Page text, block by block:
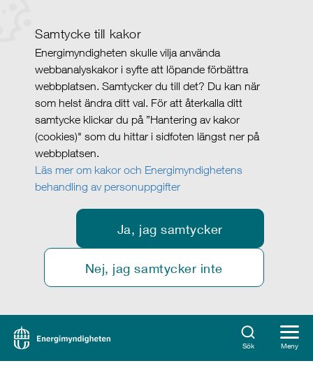
Samtycke till kakor
Energimyndigheten skulle vilja använda
webbanalyskakor i syfte att löpande förbättra
webbplatsen. Samtycker du till det? Du kan när
som helst ändra ditt val. För att återkalla ditt
samtycke klickar du på ”Hantering av kakor
(cookies)" som du hittar i sidfoten längst ner på
webbplatsen.
Läs mer om kakor och Energimyndighetens
behandling av personuppgifter
Ja, jag samtycker
Nej, jag samtycker inte
Sök Meny